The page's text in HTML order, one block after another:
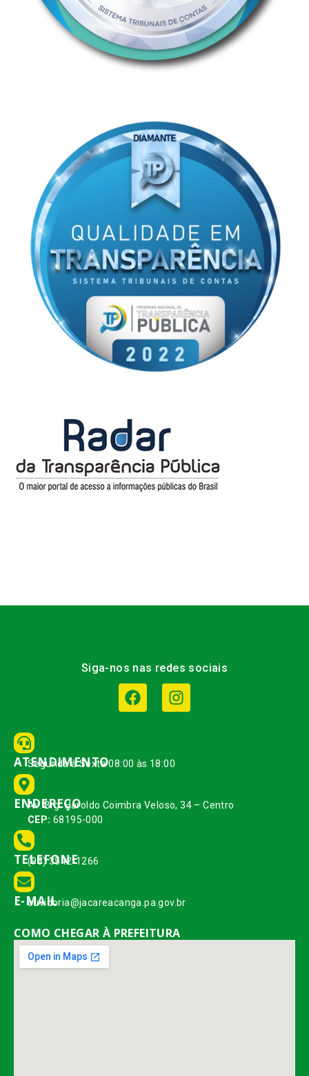
Siga-nos nas redes sociais
ATENDIMENTO
Segunda à Sexta 08:00 às 18:00
ENDEREÇO
Av. Brg. Haroldo Coimbra Veloso, 34 – Centro
CEP: 68195-000
TELEFONE
(93) 3542-1266
E-MAIL
ouvidoria@jacareacanga.pa.gov.br
COMO CHEGAR À PREFEITURA